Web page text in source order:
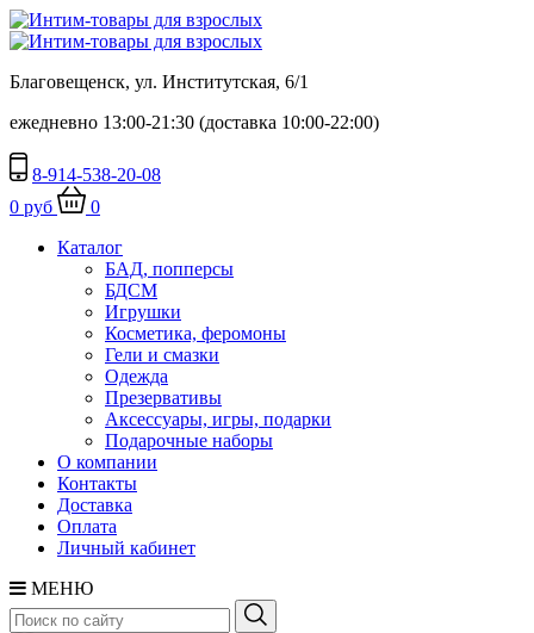
Благовещенск, ул. Институтская, 6/1
ежедневно 13:00-21:30 (доставка 10:00-22:00)
8-914-538-20-08
0 руб
0
Каталог
БАД, попперсы
БДСМ
Игрушки
Косметика, феромоны
Гели и смазки
Одежда
Презервативы
Аксессуары, игры, подарки
Подарочные наборы
О компании
Контакты
Доставка
Оплата
Личный кабинет
МЕНЮ